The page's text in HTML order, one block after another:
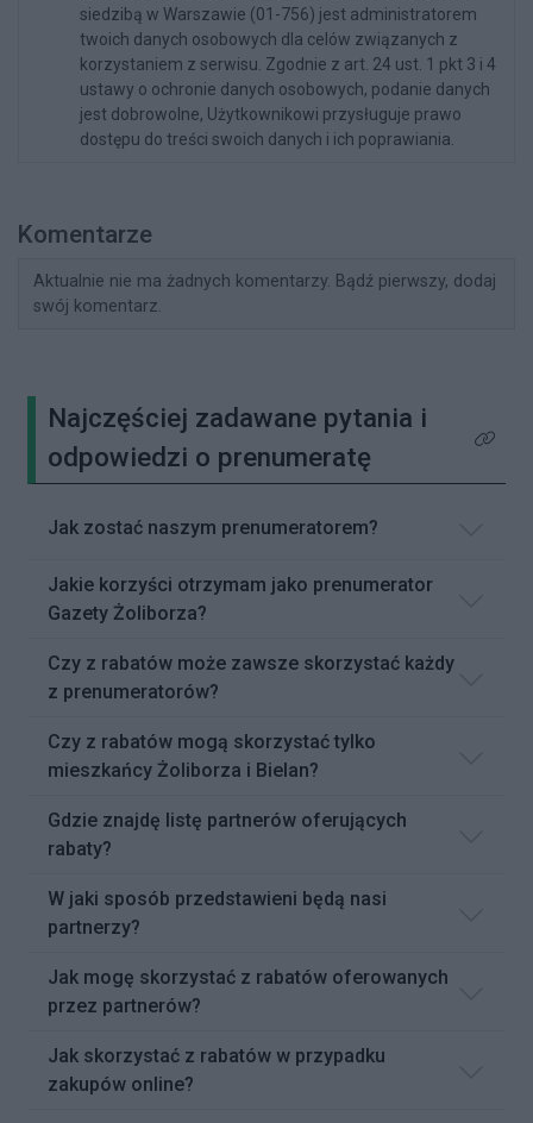
siedzibą w Warszawie (01-756) jest administratorem
twoich danych osobowych dla celów związanych z
korzystaniem z serwisu. Zgodnie z art. 24 ust. 1 pkt 3 i 4
ustawy o ochronie danych osobowych, podanie danych
jest dobrowolne, Użytkownikowi przysługuje prawo
dostępu do treści swoich danych i ich poprawiania.
Komentarze
Aktualnie nie ma żadnych komentarzy. Bądź pierwszy, dodaj
swój komentarz.
Najczęściej zadawane pytania i
odpowiedzi o prenumeratę
Kliknij
Jak zostać naszym prenumeratorem?
Jakie korzyści otrzymam jako prenumerator
Gazety Żoliborza?
Czy z rabatów może zawsze skorzystać każdy
z prenumeratorów?
Czy z rabatów mogą skorzystać tylko
mieszkańcy Żoliborza i Bielan?
Gdzie znajdę listę partnerów oferujących
rabaty?
W jaki sposób przedstawieni będą nasi
partnerzy?
Jak mogę skorzystać z rabatów oferowanych
przez partnerów?
Jak skorzystać z rabatów w przypadku
zakupów online?